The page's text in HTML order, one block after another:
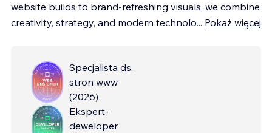
website builds to brand-refreshing visuals, we combine
creativity, strategy, and modern technolo... Pokaż więcej
Specjalista ds.
stron www
(2026)
Ekspert-
deweloper